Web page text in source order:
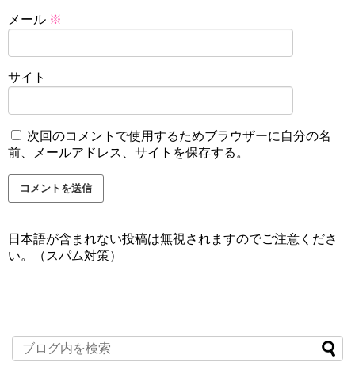
メール ※
サイト
次回のコメントで使用するためブラウザーに自分の名
前、メールアドレス、サイトを保存する。
日本語が含まれない投稿は無視されますのでご注意くださ
い。（スパム対策）